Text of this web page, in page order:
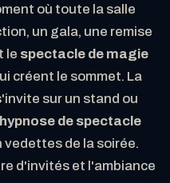
où toute la salle
un gala, une remise
le spectacle de magie
créent le sommet. La
sur un stand ou
hypnose de spectacle
de la soirée.
d'invités et l'ambiance